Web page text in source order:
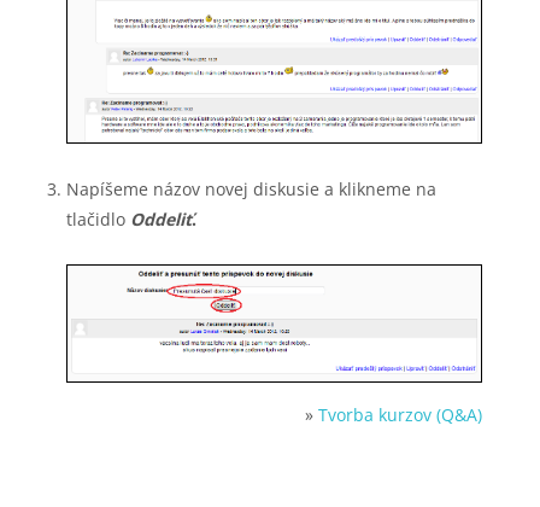
Napíšeme názov novej diskusie a klikneme na
tlačidlo Oddeliť.
» Tvorba kurzov (Q&A)